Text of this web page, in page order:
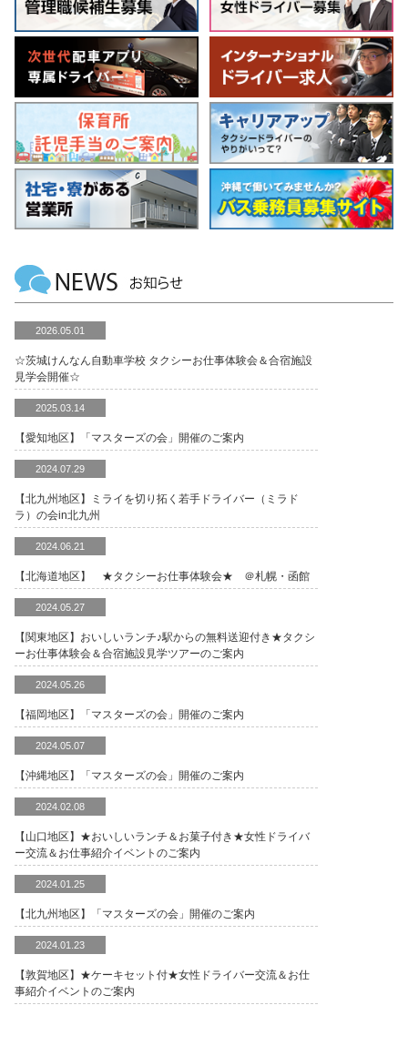
2026.05.01
☆茨城けんなん自動車学校 タクシーお仕事体験会＆合宿施設
見学会開催☆
2025.03.14
【愛知地区】「マスターズの会」開催のご案内
2024.07.29
【北九州地区】ミライを切り拓く若手ドライバー（ミラド
ラ）の会in北九州
2024.06.21
【北海道地区】 ★タクシーお仕事体験会★ ＠札幌・函館
2024.05.27
【関東地区】おいしいランチ♪駅からの無料送迎付き★タクシ
ーお仕事体験会＆合宿施設見学ツアーのご案内
2024.05.26
【福岡地区】「マスターズの会」開催のご案内
2024.05.07
【沖縄地区】「マスターズの会」開催のご案内
2024.02.08
【山口地区】★おいしいランチ＆お菓子付き★女性ドライバ
ー交流＆お仕事紹介イベントのご案内
2024.01.25
【北九州地区】「マスターズの会」開催のご案内
2024.01.23
【敦賀地区】★ケーキセット付★女性ドライバー交流＆お仕
事紹介イベントのご案内